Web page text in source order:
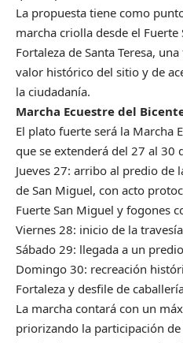
La propuesta tiene como
marcha criolla desde el Fuerte
Fortaleza de Santa Teresa,
valor histórico del sitio y de
la ciudadanía.
Marcha Ecuestre del
El plato fuerte será la Marcha
que se extenderá del 27 al 30
Jueves 27: arribo al predio de
de San Miguel, con acto
Fuerte San Miguel y fogones
Viernes 28: inicio de la
Sábado 29: llegada a un
Domingo 30: recreación
Fortaleza y desfile de
La marcha contará con un
priorizando la participación de